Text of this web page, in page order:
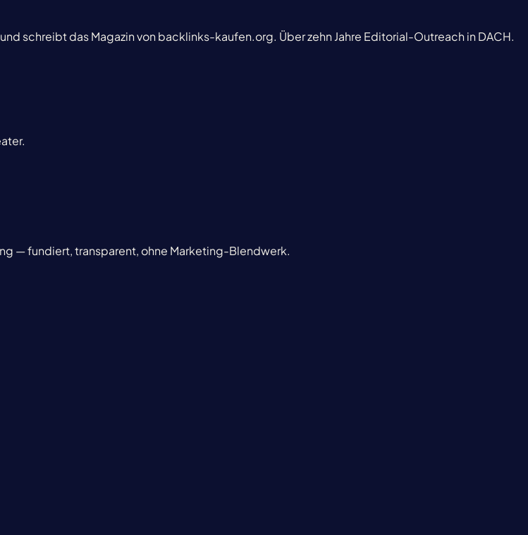
schreibt das Magazin von backlinks-kaufen.org. Über zehn Jahre Editorial-Outreach in DACH.
— fundiert, transparent, ohne Marketing-Blendwerk.